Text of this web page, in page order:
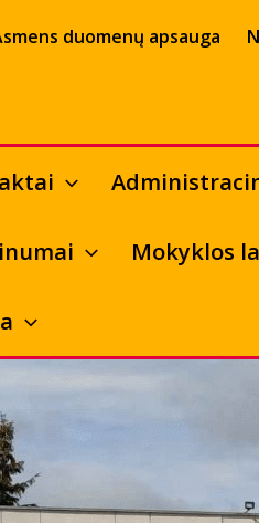
duomenų apsauga
Mokyklos